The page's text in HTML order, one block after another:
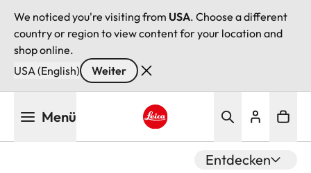
We noticed you're visiting from USA. Choose a different
country or region to view content for your location and
shop online.
USA (English)
Weiter
Menü
Entdecken